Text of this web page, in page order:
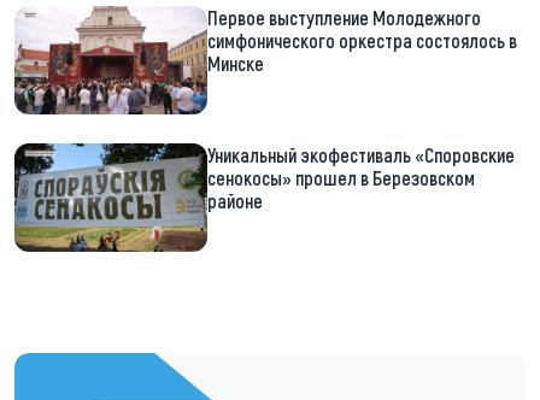
Первое выступление Молодежного
симфонического оркестра состоялось в
Минске
Уникальный экофестиваль «Споровские
сенокосы» прошел в Березовском
районе
https://t.me/minskctvby